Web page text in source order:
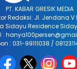
PT. KABAR GRESIK MEDIA
Redaksi: Jl. Jendana V
Sidayu Residence
:
: 031-99111038 /